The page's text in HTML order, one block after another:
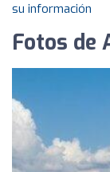
su información
Fotos de